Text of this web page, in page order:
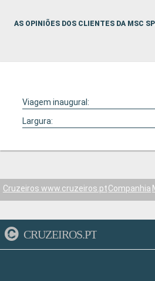
AS OPINIÕES DOS CLIENTES DA MSC
Viagem inaugural:
Largura:
Cruzeiros www.cruzeiros.ptCompanhia
CRUZEIROS.PT